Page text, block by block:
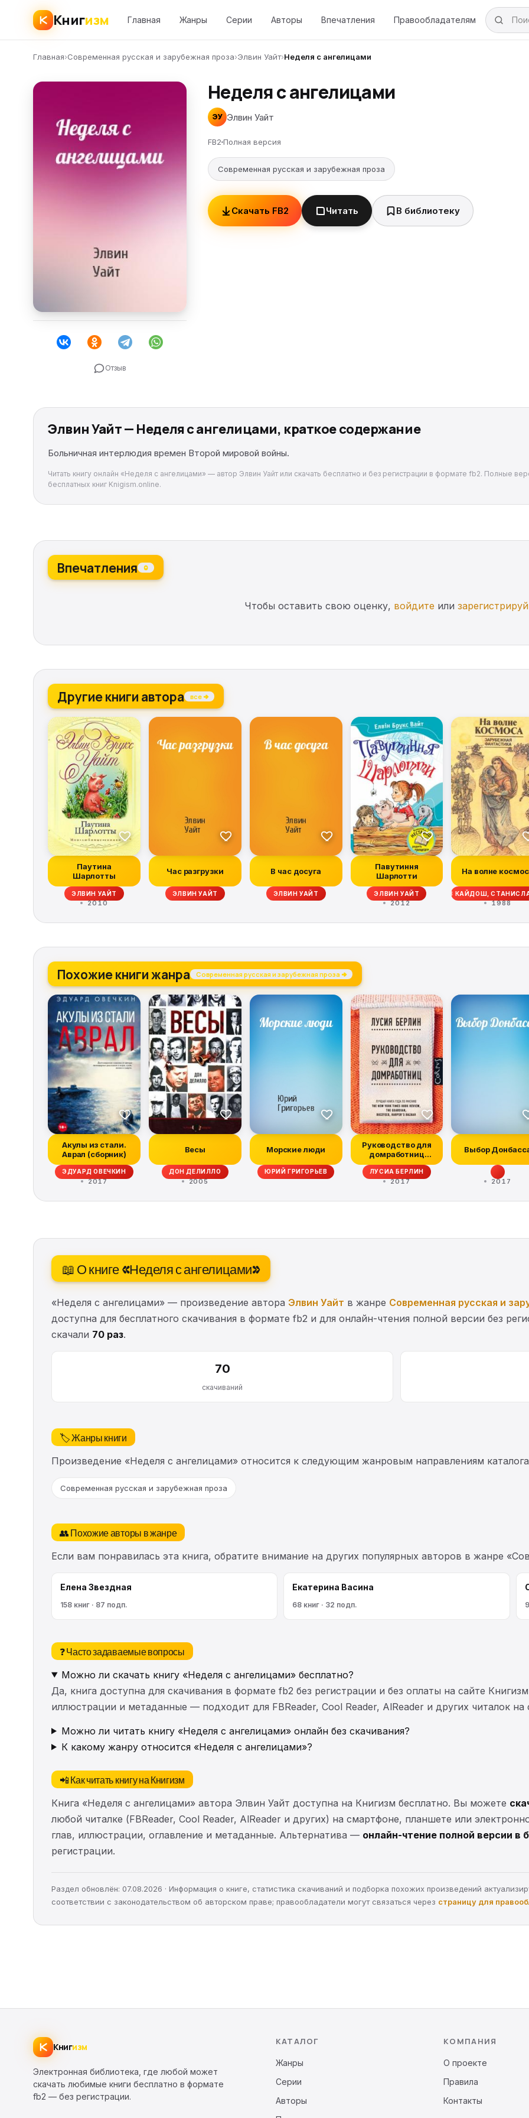
Книгизм Главная Жанры Серии Авторы Впечатления Правообладателям
Главная›Современная русская и зарубежная проза›Элвин Уайт›Неделя с ангелицами
Отзыв
Неделя с ангелицами
ЭУ Элвин Уайт
FB2 Полная версия
Современная русская и зарубежная проза
Скачать FB2 Читать В библиотеку
Элвин Уайт — Неделя с ангелицами, краткое содержание
Больничная интерлюдия времен Второй мировой войны.
Читать книгу онлайн «Неделя с ангелицами» — автор Элвин Уайт или скачать бесплатно и без регистрации в формате fb2. Полные
бесплатных книг Knigism.online.
Впечатления 0
Чтобы оставить свою оценку, войдите или
Другие книги автора все →
Паутина
Шарлотты
ЭЛВИН УАЙТ
2010
Час разгрузки
ЭЛВИН УАЙТ
В час досуга
ЭЛВИН УАЙТ
Павутиння
Шарлотти
ЭЛВИН УАЙТ
2012
На волне
ВИТАЛИЙ БАБЕНКО, КШИШТОФ БОРУНЬ, РЭЙ БРЭДБЕРИ, КОНРАД ФИАЛКОВСКИЙ, РЭНДАЛ ГАРРЕТ, РОБЕРТ ШЕКЛИ, ВАЦЛАВ КАЙДОШ,
1988
Похожие книги жанра Современная русская и зарубежная проза →
Акулы из стали.
Аврал (сборник)
ЭДУАРД ОВЕЧКИН
2017
Весы
ДОН ДЕЛИЛЛО
2005
Морские люди
ЮРИЙ ГРИГОРЬЕВ
Руководство для
домработниц
(сборник)
ЛУСИА БЕРЛИН
2017
Выбор
2017
📖 О книге «Неделя с ангелицами»
«Неделя с ангелицами» — произведение автора Элвин Уайт в жанре Современная русская и
доступна для бесплатного скачивания в формате fb2 и для онлайн-чтения полной версии без
скачали 70 раз.
70
скачиваний
🏷️ Жанры книги
Произведение «Неделя с ангелицами» относится к следующим жанровым направлениям
Современная русская и зарубежная проза
👥 Похожие авторы в жанре
Если вам понравилась эта книга, обратите внимание на других популярных авторов в жанре
Елена Звездная
158 книг · 87 подп.
Екатерина Васина
68 книг · 32 подп.
❓ Часто задаваемые вопросы
Можно ли скачать книгу «Неделя с ангелицами» бесплатно?
Да, книга доступна для скачивания в формате fb2 без регистрации и без оплаты на сайте
иллюстрации и метаданные — подходит для FBReader, Cool Reader, AlReader и других читалок
Можно ли читать книгу «Неделя с ангелицами» онлайн без скачивания?
К какому жанру относится «Неделя с ангелицами»?
📲 Как читать книгу на Книгизм
Книга «Неделя с ангелицами» автора Элвин Уайт доступна на Книгизм бесплатно. Вы можете
любой читалке (FBReader, Cool Reader, AlReader и других) на смартфоне, планшете или
глав, иллюстрации, оглавление и метаданные. Альтернатива — онлайн-чтение полной версии в
регистрации.
Раздел обновлён: 07.08.2026 · Информация о книге, статистика скачиваний и подборка похожих произведений
соответствии с законодательством об авторском праве; правообладатели могут связаться через страницу для
Книгизм
Электронная библиотека, где любой может
скачать любимые книги бесплатно в формате
fb2 — без регистрации.
КАТАЛОГ
Жанры
Серии
Авторы
КОМПАНИЯ
О проекте
Правила
Контакты